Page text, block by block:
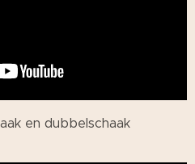
en dubbelschaak